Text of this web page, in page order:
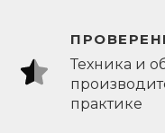
Техника и
практике